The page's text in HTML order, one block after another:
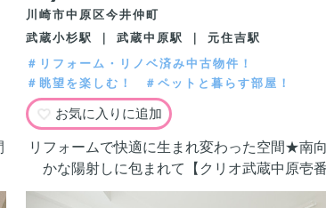
川崎市中原区今井仲町
武蔵小杉駅 ｜ 武蔵中原駅 ｜ 元住吉駅
＃リフォーム・リノベ済み中古物件！
＃眺望を楽しむ！
＃ペットと暮らす部屋！
お気に入りに追加
リフォームで快適に生まれ変わった空間★南
かな陽射しに包まれて【クリオ武蔵中原壱番